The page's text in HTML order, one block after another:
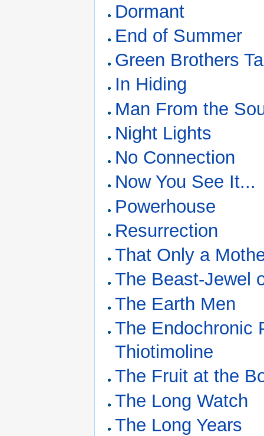
Dormant
End of Summer
Green Brothers
In Hiding
Man From the
Night Lights
No Connection
Now You See It...
Powerhouse
Resurrection
That Only a
The Beast-Jewel
The Earth Men
The Endochronic
Thiotimoline
The Fruit at the
The Long Watch
The Long Years